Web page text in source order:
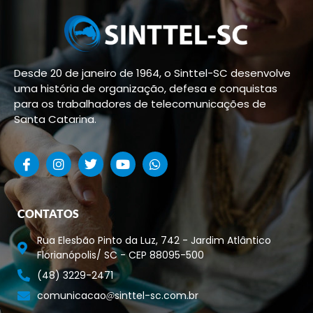
Desde 20 de janeiro de 1964, o Sinttel-SC desenvolve
uma história de organização, defesa e conquistas
para os trabalhadores de telecomunicações de
Santa Catarina.
CONTATOS
Rua Elesbão Pinto da Luz, 742 - Jardim Atlântico
Florianópolis/ SC - CEP 88095-500
(48) 3229-2471
comunicacao
sinttel-sc.com.br